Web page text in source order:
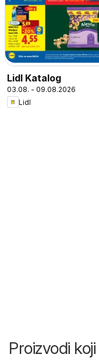
Lidl Katalog
03.08. - 09.08.2026
Lidl
Proizvodi